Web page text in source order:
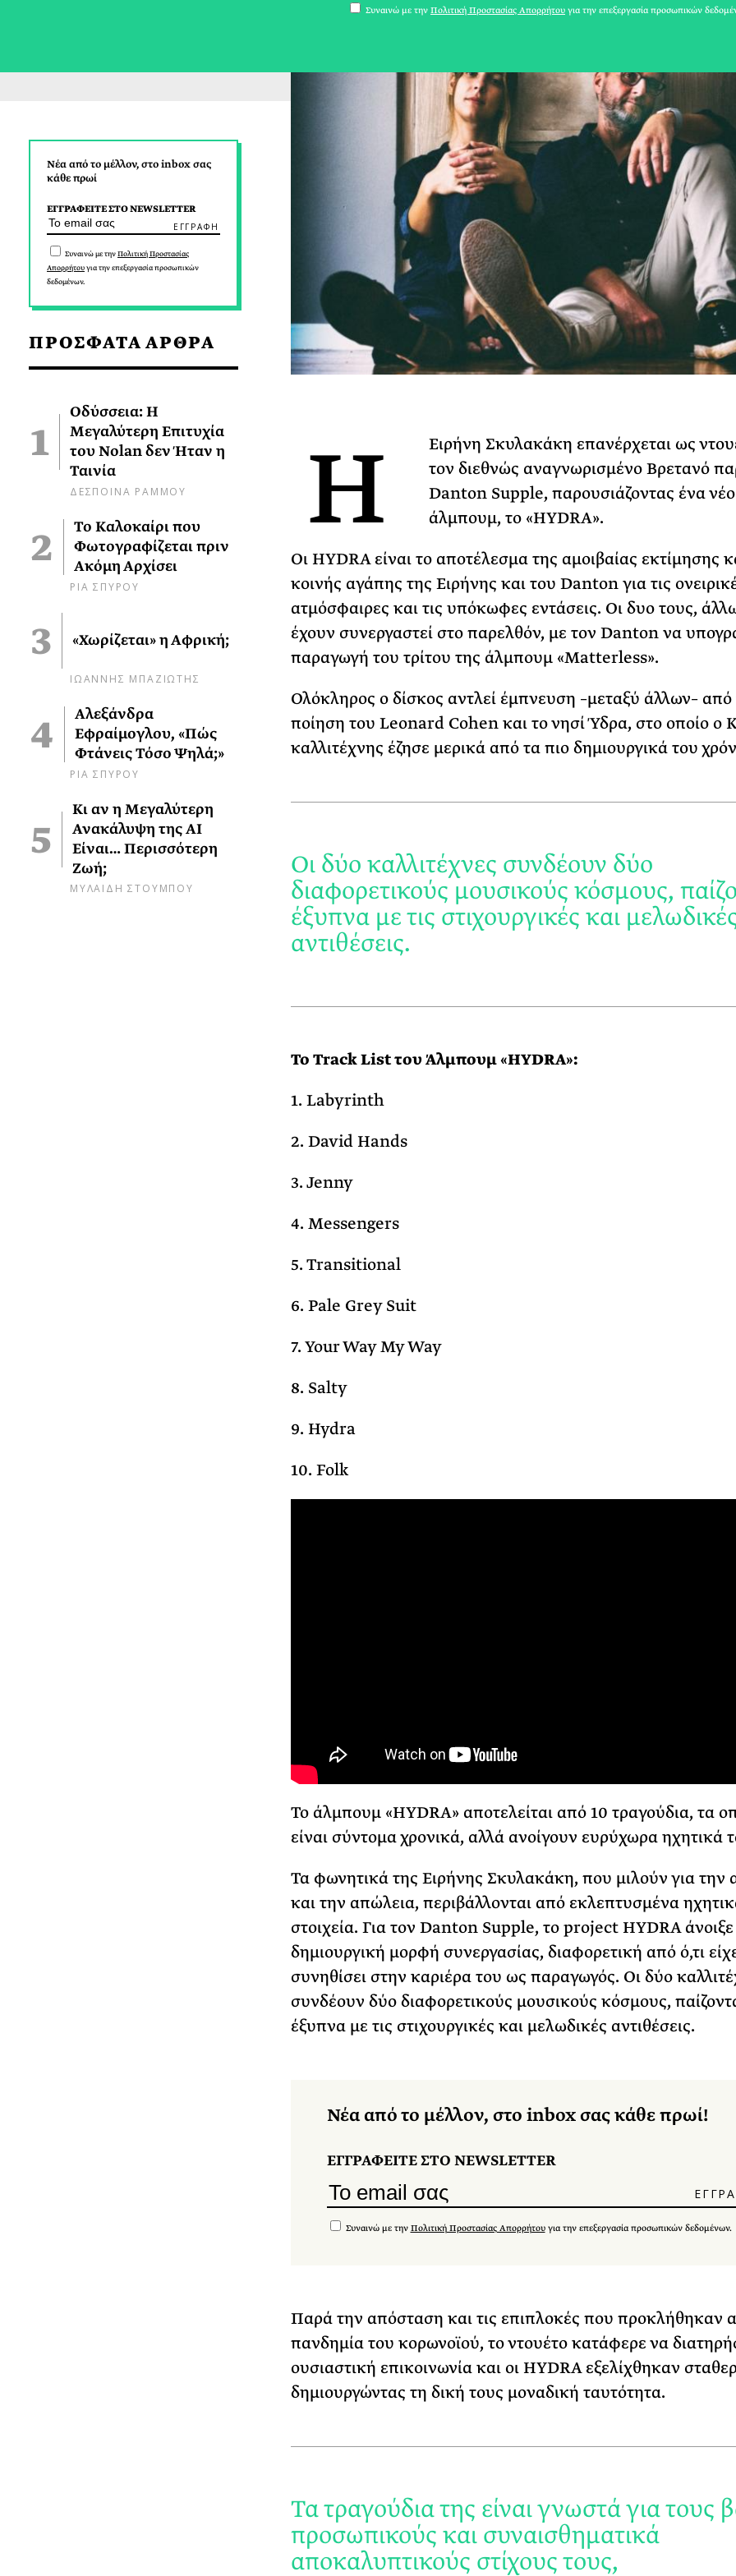
Νέα από το μέλλον, στο inbox σας
κάθε πρωί
ΕΓΓΡΑΦΕΙΤΕ ΣΤΟ NEWSLETTER
Συναινώ με τηνΠολιτική Προστασίας
Απορρήτουγια την επεξεργασία προσωπικών
δεδομένων.
ΠΡΟΣΦΑΤΑ ΑΡΘΡΑ
Οδύσσεια: Η
Μεγαλύτερη Επιτυχία
του Nolan δεν Ήταν η
Ταινία
ΔΕΣΠΟΙΝΑ ΡΑΜΜΟΥ
Το Καλοκαίρι που
Φωτογραφίζεται πριν
Ακόμη Αρχίσει
ΡΙΑ ΣΠΥΡΟΥ
«Χωρίζεται» η Αφρική;
ΙΩΑΝΝΗΣ ΜΠΑΖΙΩΤΗΣ
Αλεξάνδρα
Εφραίμογλου, «Πώς
Φτάνεις Τόσο Ψηλά;»
ΡΙΑ ΣΠΥΡΟΥ
Κι αν η Μεγαλύτερη
Ανακάλυψη της AI
Είναι… Περισσότερη
Ζωή;
ΜΥΛΑΙΔΗ ΣΤΟΥΜΠΟΥ
Η
Ειρήνη Σκυλακάκη επανέρχεται ως
τον διεθνώς αναγνωρισμένο Βρετανό
Danton Supple, παρουσιάζοντας ένα νέο
άλμπουμ, το «HYDRA».
Οι HYDRA είναι το αποτέλεσμα της αμοιβαίας εκτίμησης
κοινής αγάπης της Ειρήνης και του Danton για τις
ατμόσφαιρες και τις υπόκωφες εντάσεις. Οι δυο τους,
έχουν συνεργαστεί στο παρελθόν, με τον Danton να
παραγωγή του τρίτου της άλμπουμ «Matterless».
Ολόκληρος ο δίσκος αντλεί έμπνευση –μεταξύ άλλων– από
ποίηση του Leonard Cohen και το νησί Ύδρα, στο οποίο ο
καλλιτέχνης έζησε μερικά από τα πιο δημιουργικά του
Οι δύο καλλιτέχνες συνδέουν δύο
διαφορετικούς μουσικούς κόσμους,
έξυπνα με τις στιχουργικές και
αντιθέσεις.
Το Track List του Άλμπουμ «HYDRA»:
1. Labyrinth
2. David Hands
3. Jenny
4. Messengers
5. Transitional
6. Pale Grey Suit
7. Your Way My Way
8. Salty
9. Hydra
10. Folk
Το άλμπουμ «HYDRA» αποτελείται από 10 τραγούδια, τα
είναι σύντομα χρονικά, αλλά ανοίγουν ευρύχωρα ηχητικά
Τα φωνητικά της Ειρήνης Σκυλακάκη, που μιλούν για την
και την απώλεια, περιβάλλονται από εκλεπτυσμένα
στοιχεία. Για τον Danton Supple, το project HYDRA άνοιξε
δημιουργική μορφή συνεργασίας, διαφορετική από ό,τι
συνηθίσει στην καριέρα του ως παραγωγός. Οι δύο
συνδέουν δύο διαφορετικούς μουσικούς κόσμους,
έξυπνα με τις στιχουργικές και μελωδικές αντιθέσεις.
Νέα από το μέλλον, στο inbox σας κάθε πρωί!
ΕΓΓΡΑΦΕΙΤΕ ΣΤΟ NEWSLETTER
Συναινώ με την Πολιτική Προστασίας Απορρήτουγια την επεξεργασία προσωπικών δεδομένων.
Παρά την απόσταση και τις επιπλοκές που προκλήθηκαν
πανδημία του κορωνοϊού, το ντουέτο κατάφερε να
ουσιαστική επικοινωνία και οι HYDRA εξελίχθηκαν
δημιουργώντας τη δική τους μοναδική ταυτότητα.
Τα τραγούδια της είναι γνωστά για τους
προσωπικούς και συναισθηματικά
αποκαλυπτικούς στίχους τους,
31 ΙΟΥΛΙΟΥ 2026
Το Καλοκαίρι που
ΡΙΑ ΣΠΥΡΟΥ
Συναινώ με την Πολιτική Προστασίας Απορρήτου για την επεξεργασία προσωπικών